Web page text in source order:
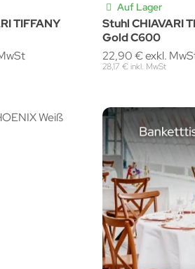
TIFFANY
Auf Lager
Stuhl CHIAVARI
Gold C600
22,90 € exkl.
28,17 € inkl. MwSt